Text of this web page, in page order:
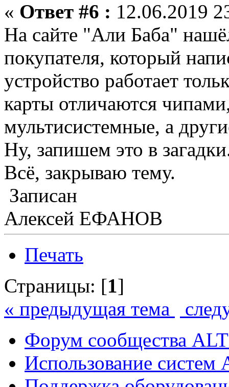
« Ответ #6 : 12.06.2019
На сайте "Али Баба"
покупателя, который
устройство работает
карты отличаются
мультисистемные, а
Ну, запишем это в
Всё, закрываю тему.
Записан
Алексей ЕФАНОВ
Печать
Страницы: [1]
« предыдущая тема
Форум сообщества
Использование систем